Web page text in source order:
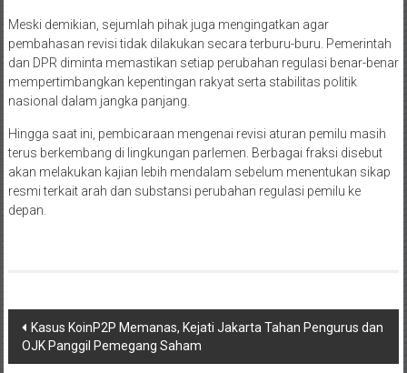
Meski demikian, sejumlah pihak juga mengingatkan agar
pembahasan revisi tidak dilakukan secara terburu-buru. Pemerintah
dan DPR diminta memastikan setiap perubahan regulasi benar-benar
mempertimbangkan kepentingan rakyat serta stabilitas politik
nasional dalam jangka panjang.
Hingga saat ini, pembicaraan mengenai revisi aturan pemilu masih
terus berkembang di lingkungan parlemen. Berbagai fraksi disebut
akan melakukan kajian lebih mendalam sebelum menentukan sikap
resmi terkait arah dan substansi perubahan regulasi pemilu ke
depan.
Navigasi
pos
Kasus KoinP2P Memanas, Kejati Jakarta Tahan Pengurus dan
OJK Panggil Pemegang Saham